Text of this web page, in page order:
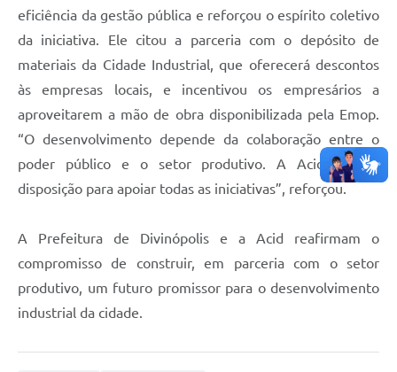
eficiência da gestão pública e reforçou o espírito coletivo
da iniciativa. Ele citou a parceria com o depósito de
materiais da Cidade Industrial, que oferecerá descontos
às empresas locais, e incentivou os empresários a
aproveitarem a mão de obra disponibilizada pela Emop.
“O desenvolvimento depende da colaboração entre o
poder público e o setor produtivo. A Acid está à
disposição para apoiar todas as iniciativas”, reforçou.
A Prefeitura de Divinópolis e a Acid reafirmam o
compromisso de construir, em parceria com o setor
produtivo, um futuro promissor para o desenvolvimento
industrial da cidade.